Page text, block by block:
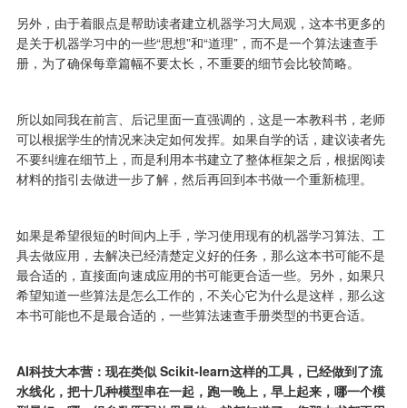
另外，由于着眼点是帮助读者建立机器学习大局观，这本书更多的
是关于机器学习中的一些“思想”和“道理”，而不是一个算法速查手
册，为了确保每章篇幅不要太长，不重要的细节会比较简略。
所以如同我在前言、后记里面一直强调的，这是一本教科书，老师
可以根据学生的情况来决定如何发挥。如果自学的话，建议读者先
不要纠缠在细节上，而是利用本书建立了整体框架之后，根据阅读
材料的指引去做进一步了解，然后再回到本书做一个重新梳理。
如果是希望很短的时间内上手，学习使用现有的机器学习算法、工
具去做应用，去解决已经清楚定义好的任务，那么这本书可能不是
最合适的，直接面向速成应用的书可能更合适一些。另外，如果只
希望知道一些算法是怎么工作的，不关心它为什么是这样，那么这
本书可能也不是最合适的，一些算法速查手册类型的书更合适。
AI科技大本营：现在类似 Scikit-learn这样的工具，已经做到了流
水线化，把十几种模型串在一起，跑一晚上，早上起来，哪一个模